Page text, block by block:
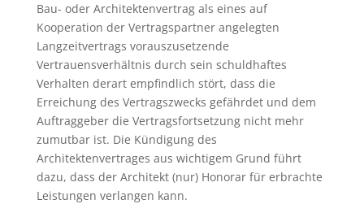
Bau- oder Architektenvertrag als eines auf
Kooperation der Vertragspartner angelegten
Langzeitvertrags vorauszusetzende
Vertrauensverhältnis durch sein schuldhaftes
Verhalten derart empfindlich stört, dass die
Erreichung des Vertragszwecks gefährdet und dem
Auftraggeber die Vertragsfortsetzung nicht mehr
zumutbar ist. Die Kündigung des
Architektenvertrages aus wichtigem Grund führt
dazu, dass der Architekt (nur) Honorar für erbrachte
Leistungen verlangen kann.